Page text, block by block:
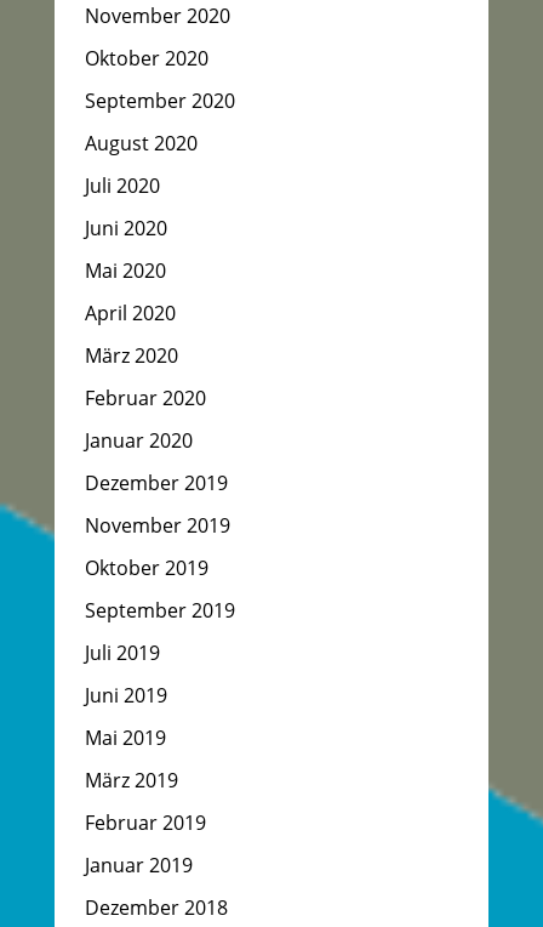
November 2020
Oktober 2020
September 2020
August 2020
Juli 2020
Juni 2020
Mai 2020
April 2020
März 2020
Februar 2020
Januar 2020
Dezember 2019
November 2019
Oktober 2019
September 2019
Juli 2019
Juni 2019
Mai 2019
März 2019
Februar 2019
Januar 2019
Dezember 2018